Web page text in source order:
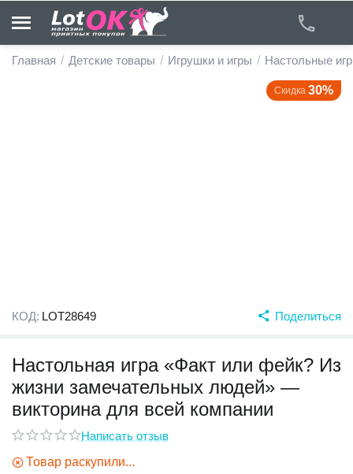
Главная / Детские товары / Игрушки и игры / Настольные
Скидка 30%
КОД: LOT28649 Поделиться
Настольная игра «Факт или фейк? Из
жизни замечательных людей» —
викторина для всей компании
Написать отзыв
Товар раскупили...